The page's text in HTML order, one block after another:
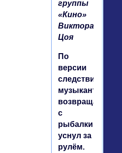
группы
«Кино»
Виктора
Цоя
По
версии
следствия,
музыкант,
с
рыбалки,
уснул за
рулём.